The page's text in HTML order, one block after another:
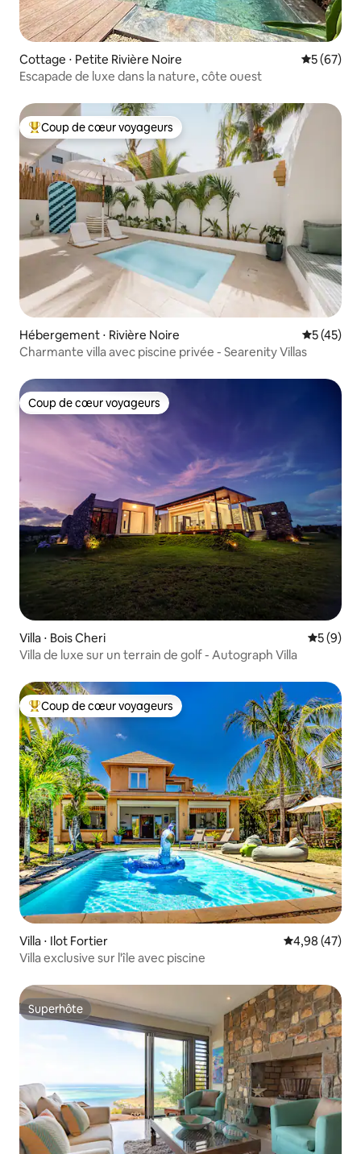
Cottage ⋅ Petite Rivière Noire
5 (67)
Escapade de luxe dans la nature, côte ouest
Coups de cœur voyageurs les plus appréciés
Coup de cœur voyageurs
Hébergement ⋅ Rivière Noire
5 (45)
Charmante villa avec piscine privée - Searenity Villas
Coup de cœur voyageurs
Coup de cœur voyageurs
Villa ⋅ Bois Cheri
5 (9)
Villa de luxe sur un terrain de golf - Autograph Villa
Coups de cœur voyageurs les plus appréciés
Coup de cœur voyageurs
Villa ⋅ Ilot Fortier Évaluation
4,98 (47)
Villa exclusive sur l'île avec piscine
Superhôte
Superhôte